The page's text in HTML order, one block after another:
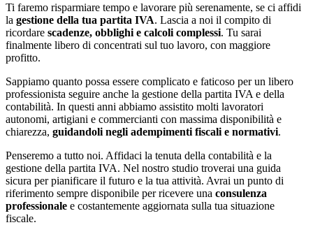
Ti faremo risparmiare tempo e lavorare più serenamente, se ci affidi
la gestione della tua partita IVA. Lascia a noi il compito di
ricordare scadenze, obblighi e calcoli complessi. Tu sarai
finalmente libero di concentrati sul tuo lavoro, con maggiore
profitto.
Sappiamo quanto possa essere complicato e faticoso per un libero
professionista seguire anche la gestione della partita IVA e della
contabilità. In questi anni abbiamo assistito molti lavoratori
autonomi, artigiani e commercianti con massima disponibilità e
chiarezza, guidandoli negli adempimenti fiscali e normativi.
Penseremo a tutto noi. Affidaci la tenuta della contabilità e la
gestione della partita IVA. Nel nostro studio troverai una guida
sicura per pianificare il futuro e la tua attività. Avrai un punto di
riferimento sempre disponibile per ricevere una consulenza
professionale e costantemente aggiornata sulla tua situazione
fiscale.